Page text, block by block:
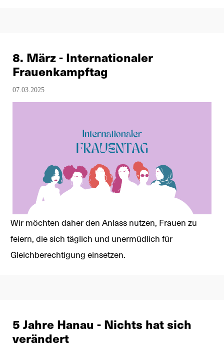
8. März - Internationaler
Frauenkampftag
07.03.2025
Wir möchten daher den Anlass nutzen, Frauen zu
feiern, die sich täglich und unermüdlich für
Gleichberechtigung einsetzen.
5 Jahre Hanau - Nichts hat sich
verändert